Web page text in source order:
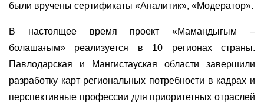
были вручены сертификаты «Аналитик», «Модератор».
В настоящее время проект «Мамандығым –
болашағым» реализуется в 10 регионах страны.
Павлодарская и Мангистауская области завершили
разработку карт региональных потребности в кадрах и
перспективные профессии для приоритетных отраслей